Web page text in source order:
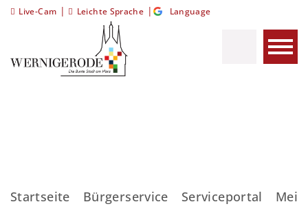
Live-Cam | Leichte Sprache | Language
Startseite Bürgerservice Serviceportal